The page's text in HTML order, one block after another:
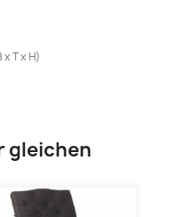
T x H)
gleichen